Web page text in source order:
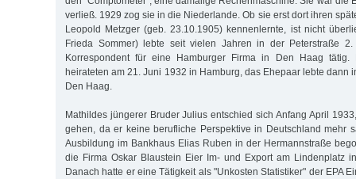
verließ. 1929 zog sie in die Niederlande. Ob sie erst dort ihren
Leopold Metzger (geb. 23.10.1905) kennenlernte, ist nicht
Frieda Sommer) lebte seit vielen Jahren in der Peterstraße
Korrespondent für eine Hamburger Firma in Den Haag tätig.
heirateten am 21. Juni 1932 in Hamburg, das Ehepaar lebte dann
Den Haag.
Mathildes jüngerer Bruder Julius entschied sich Anfang April
gehen, da er keine berufliche Perspektive in Deutschland mehr
Ausbildung im Bankhaus Elias Ruben in der Hermannstraße
die Firma Oskar Blaustein Eier Im- und Export am Lindenplatz
Danach hatte er eine Tätigkeit als "Unkosten Statistiker" der EPA